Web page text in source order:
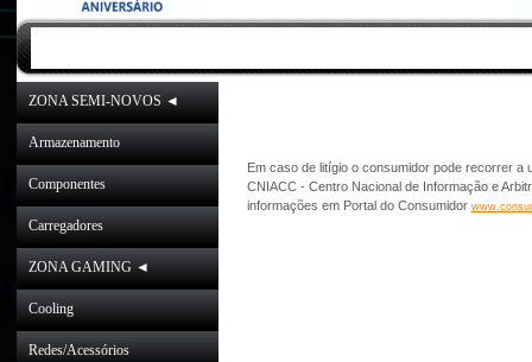
ZONA SEMI-NOVOS ◄
Armazenamento
Componentes
Carregadores
ZONA GAMING ◄
Cooling
Redes/Acessórios
Em caso de litígio o consumidor pode recorrer a
CNIACC - Centro Nacional de Informação e
informações em Portal do Consumidor